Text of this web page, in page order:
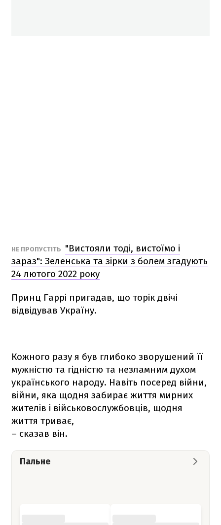
НЕ ПРОПУСТІТЬ
"Вистояли тоді, вистоїмо і
зараз": Зеленська та зірки з болем згадують
24 лютого 2022 року
Принц Гаррі пригадав, що торік двічі
відвідував Україну.
Кожного разу я був глибоко зворушений її
мужністю та гідністю та незламним духом
українського народу. Навіть посеред війни,
війни, яка щодня забирає життя мирних
жителів і військовослужбовців, щодня
життя триває,
– сказав він.
Пальне